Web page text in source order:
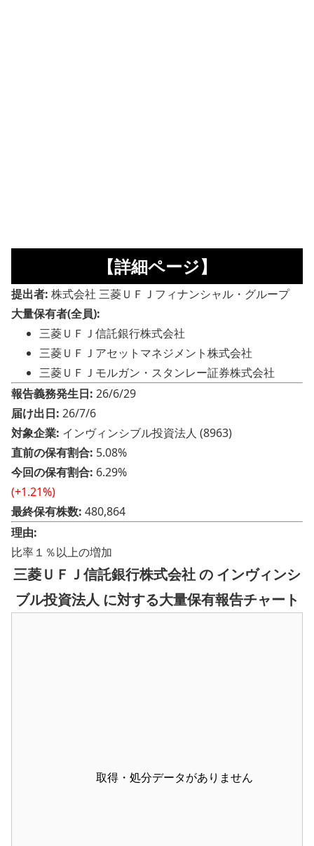
【詳細ページ】
提出者: 株式会社 三菱ＵＦＪフィナンシャル・グループ
大量保有者(全員):
三菱ＵＦＪ信託銀行株式会社
三菱ＵＦＪアセットマネジメント株式会社
三菱ＵＦＪモルガン・スタンレー証券株式会社
報告義務発生日: 26/6/29
届け出日: 26/7/6
対象企業: インヴィンシブル投資法人 (8963)
直前の保有割合: 5.08%
今回の保有割合: 6.29%
(+1.21%)
最終保有株数: 480,864
理由:
比率１％以上の増加
三菱ＵＦＪ信託銀行株式会社 の インヴィンシ
ブル投資法人 に対する大量保有報告チャート
取得・処分データがありません